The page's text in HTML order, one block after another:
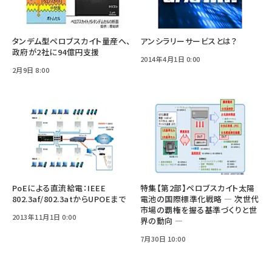
タンデム型ペロブスカイト量産へ、
政府が2社に94億円支援
2月9日 8:00
アンシラリーサービスとは？
2014年4月1日 0:00
PoEによる直流給電：IEEE
802.3af/802.3atからUPOEまで
2013年11月1日 0:00
特集【第2部】ペロブスカイト太陽
電池の国際標準化戦略 ― 次世代
市場の覇権を握る基準づくりと世
界の動向 ―
7月30日 10:00